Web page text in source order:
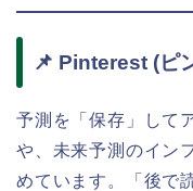
📌 Pinterest (ピ
予測を「保存」して
や、未来予測のイン
めています。「後で